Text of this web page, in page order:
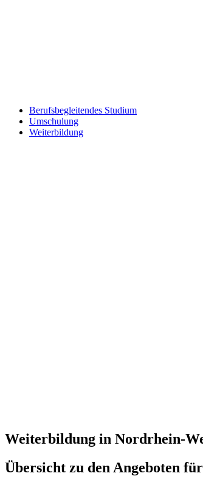
Berufsbegleitendes Studium
Umschulung
Weiterbildung
Weiterbildung in Nordrhein-
Übersicht zu den Angeboten